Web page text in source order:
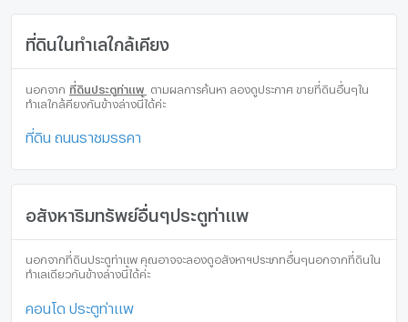
ที่ดินในทำเลใกล้เคียง
นอกจาก ที่ดินประตูท่าแพ
ตามผลการค้นหา ลองดูประกาศ ขายที่ดินอื่นๆใน
ทำเลใกล้คียงกันข้างล่างนี้ได้ค่ะ
ที่ดิน ถนนราชมรรคา
อสังหาริมทรัพย์อื่นๆประตูท่าแพ
นอกจากที่ดินประตูท่าแพ คุณอาจจะลองดูอสังหาฯประเภทอื่นๆนอกจากที่ดินใน
ทำเลเดียวกันข้างล่างนี้ได้ค่ะ
คอนโด ประตูท่าแพ